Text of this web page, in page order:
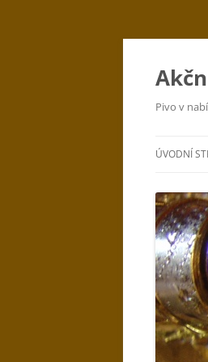
Přejít
obsahu
webu
Pivo v
ÚVODNÍ